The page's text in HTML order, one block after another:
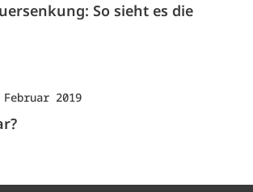
So sieht es die
2019